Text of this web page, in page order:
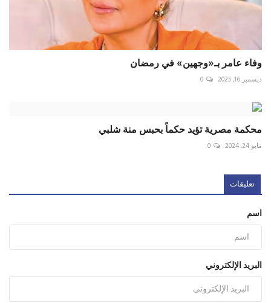
وفاء عامر بـ«وجهين» في رمضان
ديسمبر 16, 2025 0
محكمة مصرية تؤيد حكماً بحبس منة شلبي
مايو 24, 2024 0
تعليقات
اسم
البريد الإلكتروني